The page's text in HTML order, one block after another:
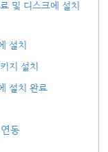
및 디스크에 설치
설치
지 설치
설치 완료
동